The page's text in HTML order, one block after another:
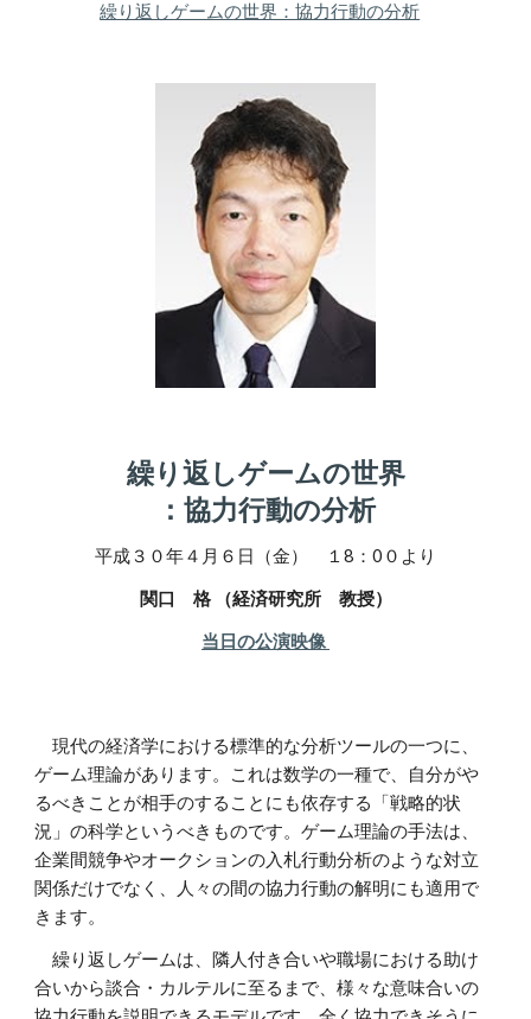
繰り返しゲームの世界 ：協力行動の分析
繰り返しゲームの世界
：協力行動の分析
平成３０年４ 月 ６ 日（金） １ 8 ： 0 ０より
関口 格 （経済研究所 教授）
当日の公演映像
現代の経済学における標準的な分析ツールの一つに、
ゲーム理論があります。これは数学の一種で、自分がや
るべきことが相手のすることにも依存する「戦略的状
況」の科学というべきものです。ゲーム理論の手法は、
企業間競争やオークションの入札行動分析のような対立
関係だけでなく、人々の間の協力行動の解明にも適用で
きます。
繰り返しゲームは、隣人付き合いや職場における助け
合いから談合・カルテルに至るまで、様々な意味合いの